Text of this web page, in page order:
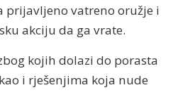
prijavljeno vatreno oružje i
akciju da ga vrate.
kojih dolazi do porasta
i rješenjima koja nude